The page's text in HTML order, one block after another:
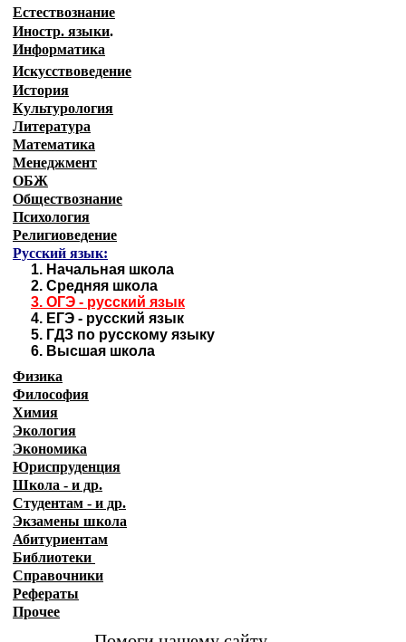
Естествознание
Иностр. языки.
Информатика
Искусствоведение
История
Культурология
Литература
Математика
Менеджмент
ОБЖ
Обществознание
Психология
Религиоведение
Русский язык:
1. Начальная школа
2. Средняя школа
3. ОГЭ - русский язык
4. ЕГЭ - русский язык
5. ГДЗ по русскому языку
6. Высшая школа
Физика
Философия
Химия
Экология
Экономика
Юриспруденция
Школа - и др.
Студентам - и др.
Экзамены школа
Абитуриентам
Библиотеки
Справочники
Рефераты
Прочее